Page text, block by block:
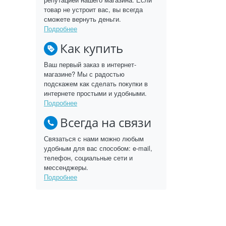
товар не устроит вас, вы всегда
сможете вернуть деньги.
Подробнее
Как купить
Ваш первый заказ в интернет-
магазине? Мы с радостью
подскажем как сделать покупки в
интернете простыми и удобными.
Подробнее
Всегда на связи
Связаться с нами можно любым
удобным для вас способом: e-mail,
телефон, социальные сети и
мессенджеры.
Подробнее